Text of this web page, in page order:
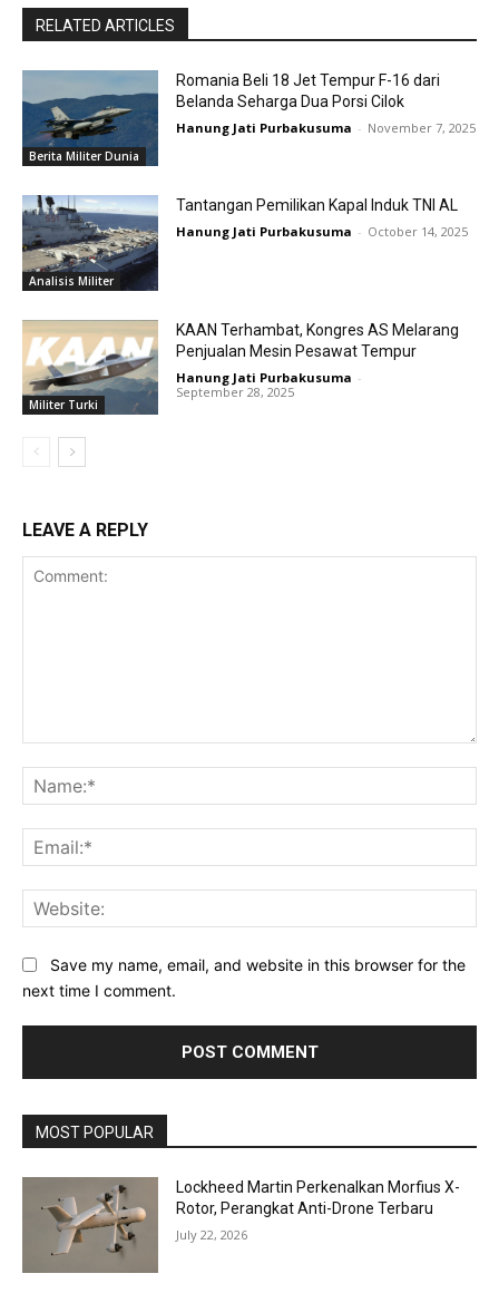
RELATED ARTICLES
Berita Militer Dunia
Romania Beli 18 Jet Tempur F-16 dari
Belanda Seharga Dua Porsi Cilok
Hanung Jati Purbakusuma - November 7, 2025
Analisis Militer
Tantangan Pemilikan Kapal Induk TNI AL
Hanung Jati Purbakusuma - October 14, 2025
Militer Turki
KAAN Terhambat, Kongres AS Melarang
Penjualan Mesin Pesawat Tempur
Hanung Jati Purbakusuma -
September 28, 2025
LEAVE A REPLY
Save my name, email, and website in this browser for the
next time I comment.
MOST POPULAR
Lockheed Martin Perkenalkan Morfius X-
Rotor, Perangkat Anti-Drone Terbaru
July 22, 2026